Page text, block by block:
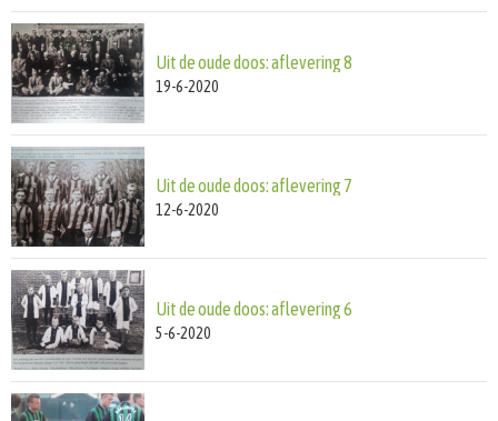
Uit de oude doos: aflevering 8
19-6-2020
Uit de oude doos: aflevering 7
12-6-2020
Uit de oude doos: aflevering 6
5-6-2020